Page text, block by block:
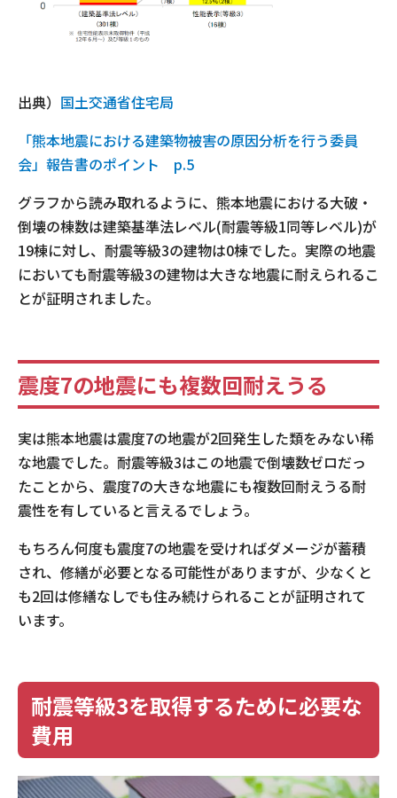
出典） 国土交通省住宅局
「熊本地震における建築物被害の原因分析を行う委員
会」報告書のポイント p.5
グラフから読み取れるように、熊本地震における大破・
倒壊の棟数は建築基準法レベル(耐震等級1同等レベル)が
19棟に対し、耐震等級3の建物は0棟でした。実際の地震
においても耐震等級3の建物は大きな地震に耐えられるこ
とが証明されました。
震度7の地震にも複数回耐えうる
実は熊本地震は震度7の地震が2回発生した類をみない稀
な地震でした。耐震等級3はこの地震で倒壊数ゼロだっ
たことから、震度7の大きな地震にも複数回耐えうる耐
震性を有していると言えるでしょう。
もちろん何度も震度7の地震を受ければダメージが蓄積
され、修繕が必要となる可能性がありますが、少なくと
も2回は修繕なしでも住み続けられることが証明されて
います。
耐震等級3を取得するために必要な
費用